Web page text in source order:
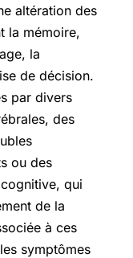
altération des
la mémoire,
la
de décision.
par divers
des
ou des
qui
de la
à ces
symptômes